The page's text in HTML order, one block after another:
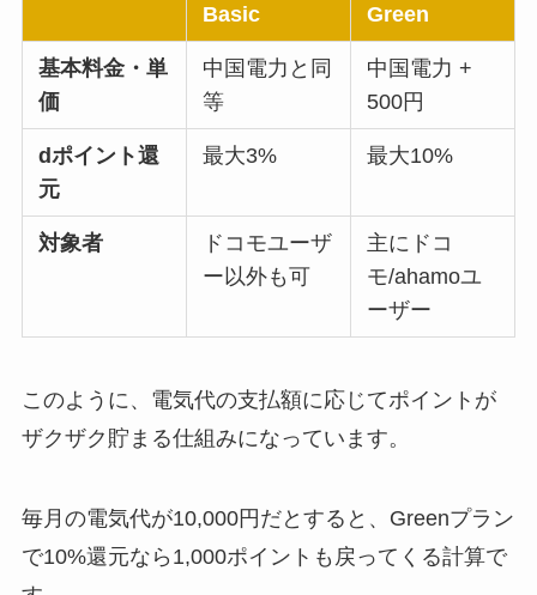
Basic
Green
基本料金・単
価
中国電力と同
等
中国電力 +
500円
dポイント還
元
最大3% 最大10%
対象者
ドコモユーザ
ー以外も可
主にドコ
モ/ahamoユ
ーザー
このように、電気代の支払額に応じてポイントが
ザクザク貯まる仕組みになっています。
毎月の電気代が10,000円だとすると、Greenプラン
で10%還元なら1,000ポイントも戻ってくる計算で